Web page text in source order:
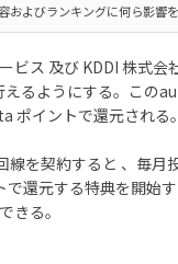
よびランキングに何ら影響
ビス 及び KDDI 株式会
るようにする。この
ポイントで還元される。
を契約すると 、毎月
還元する特典を開始
きる。